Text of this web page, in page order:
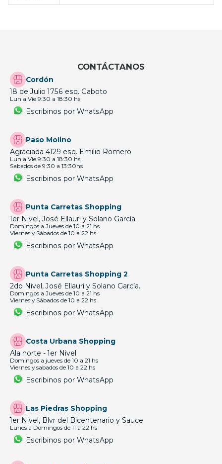
CONTÁCTANOS
Cordón
18 de Julio 1756 esq. Gaboto
Lun a Vie 9:30 a 18:30 hs
Escribinos por WhatsApp
Paso Molino
Agraciada 4129 esq. Emilio Romero
Lun a Vie 9:30 a 18:30 hs
Sabados de 9:30 a 13:30hs
Escribinos por WhatsApp
Punta Carretas Shopping
1er Nivel, José Ellauri y Solano García.
Domingos a Jueves de 10 a 21 hs
Viernes y Sábados de 10 a 22 hs
Escribinos por WhatsApp
Punta Carretas Shopping 2
2do Nivel, José Ellauri y Solano García.
Domingos a Jueves de 10 a 21 hs
Viernes y Sábados de 10 a 22 hs
Escribinos por WhatsApp
Costa Urbana Shopping
Ala norte - 1er Nivel
Domingos a jueves de 10 a 21 hs
Viernes y sabados de 10 a 22 hs
Escribinos por WhatsApp
Las Piedras Shopping
1er Nivel, Blvr del Bicentenario y Sauce
Lunes a Domingos de 11 a 22 hs
Escribinos por WhatsApp